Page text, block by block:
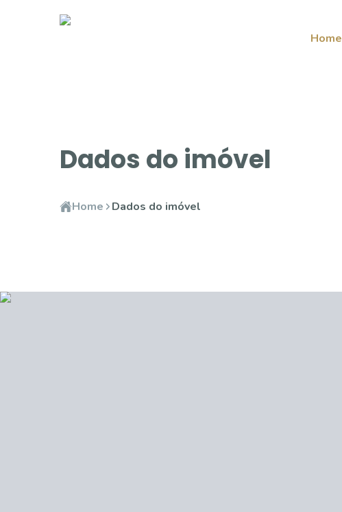
Home
Dados do imóvel
Home Dados do imóvel